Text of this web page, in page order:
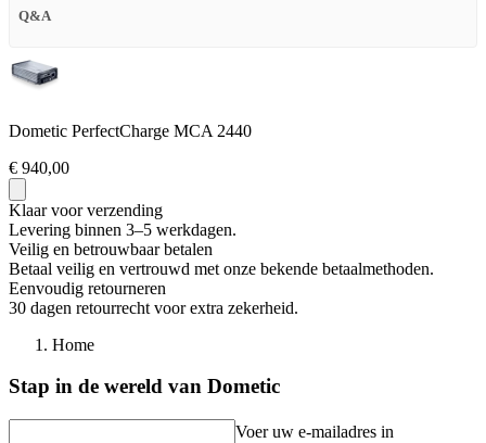
Q&A
Dometic PerfectCharge MCA 2440
€ 940,00
Klaar voor verzending
Levering binnen 3–5 werkdagen.
Veilig en betrouwbaar betalen
Betaal veilig en vertrouwd met onze bekende betaalmethoden.
Eenvoudig retourneren
30 dagen retourrecht voor extra zekerheid.
Home
Stap in de wereld van Dometic
Voer uw e-mailadres in